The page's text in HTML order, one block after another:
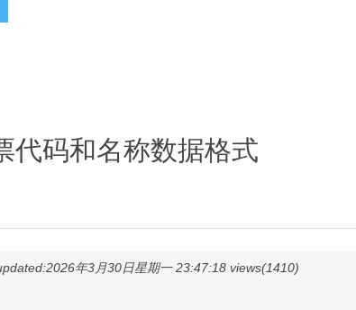
代码和名称数据格式
年3月30日星期一 23:47:18 views(1410)